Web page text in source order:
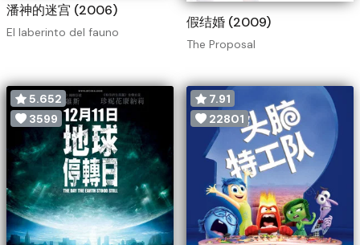
潘神的迷宫 (2006)
El laberinto del fauno
假结婚 (2009)
The Proposal
5.652
3599
7.91
22801